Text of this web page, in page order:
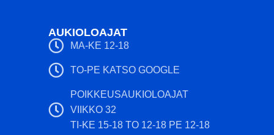
AUKIOLOAJAT
MA-KE 12-18
TO-PE KATSO GOOGLE
POIKKEUSAUKIOLOAJAT
VIIKKO 32
TI-KE 15-18 TO 12-18 PE 12-18